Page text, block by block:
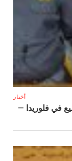
أخبار
يقتل 4 بينهم رضيع في فلوريدا –